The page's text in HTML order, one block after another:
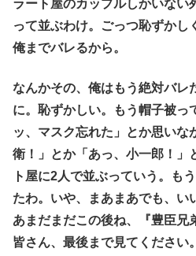
ラート屋のカップルしかいない
って並ぶわけ。ごっつ恥ずかし
俺までバレるから。
なんかその、俺はもう絶対バレ
に。恥ずかしい。もう帽子被っ
ッ、マスク忘れた」とか思いな
衛！」とか「あっ、小一郎！」
ト屋に2人で並ぶっていう。も
たわ。いや、まあまあでも、い
あまだまだこの後ね、『豊臣兄
皆さん、最後まで見てください。